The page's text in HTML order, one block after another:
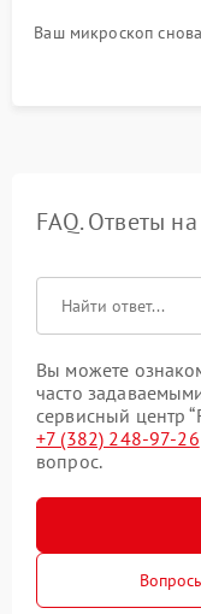
Ваш микроскоп
FAQ. Ответы
Вы можете
часто
сервисный центр
+7 (382) 248-97-26
вопрос.